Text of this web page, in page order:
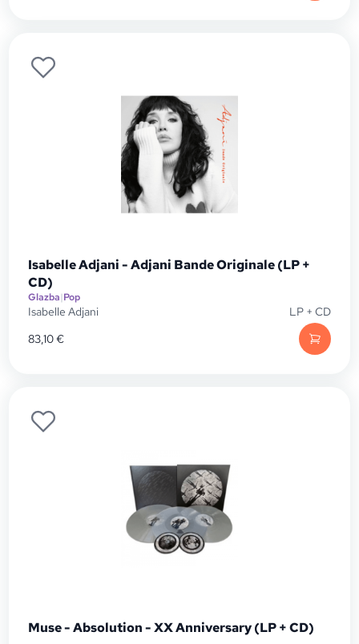
Isabelle Adjani - Adjani Bande Originale (LP +
CD)
Glazba|Pop
Isabelle Adjani
LP + CD
83,10€
Muse - Absolution - XX Anniversary (LP + CD)